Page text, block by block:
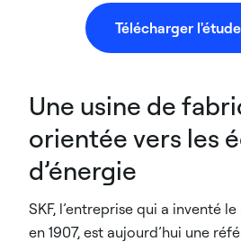
Télécharger
Une usine de
orientée vers les
d’énergie
SKF, l’entreprise qui a inventé
en 1907, est aujourd’hui une